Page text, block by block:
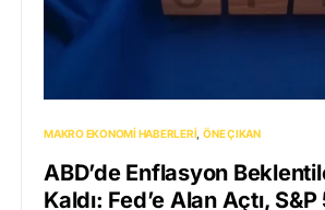
MAKRO EKONOMI HABERLERI ÖNE ÇIKAN
ABD’de Enflasyon
Kaldı: Fed’e Alan Açtı,